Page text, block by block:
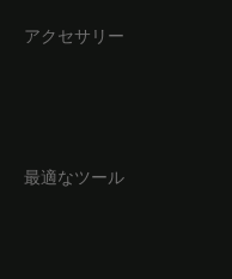
アクセサリー
最適なツール